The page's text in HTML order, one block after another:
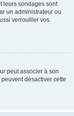
leurs sondages sont
un administrateur ou
verrouiller vos
peut associer à son
désactiver cette